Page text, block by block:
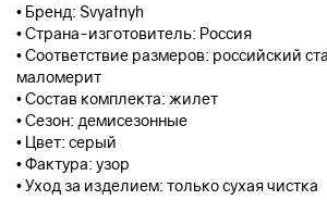
• Бренд: Svyatnyh
• Страна-изготовитель: Россия
• Соответствие размеров: российский
маломерит
• Состав комплекта: жилет
• Сезон: демисезонные
• Цвет: серый
• Фактура: узор
• Уход за изделием: только сухая чистка